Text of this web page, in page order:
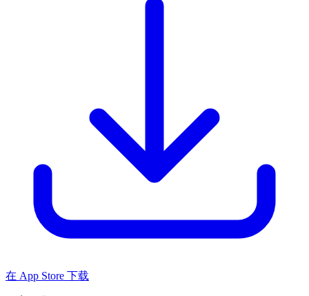
在 App Store 下载